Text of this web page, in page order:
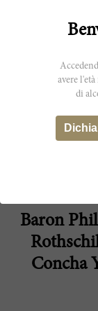
Baron
Concha
avere
di